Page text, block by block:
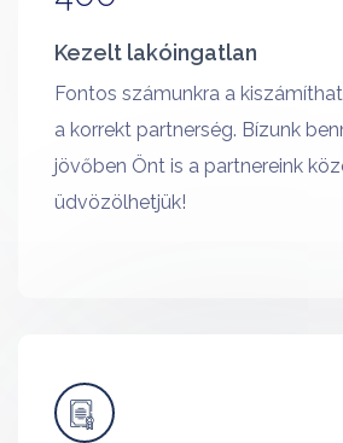
Kezelt lakóingatlan
Fontos számunkra a
a korrekt partnerség. Bízunk
jövőben Önt is a partnereink
üdvözölhetjük!